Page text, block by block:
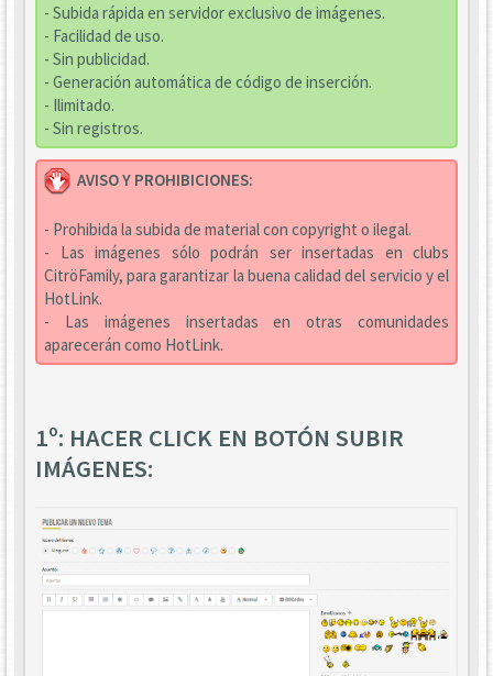
- Subida rápida en servidor exclusivo de imágenes.
- Facilidad de uso.
- Sin publicidad.
- Generación automática de código de inserción.
- Ilimitado.
- Sin registros.
AVISO Y PROHIBICIONES:
- Prohibida la subida de material con copyright o ilegal.
- Las imágenes sólo podrán ser insertadas en clubs
CitröFamily, para garantizar la buena calidad del servicio y el
HotLink.
- Las imágenes insertadas en otras comunidades
aparecerán como HotLink.
1º: HACER CLICK EN BOTÓN SUBIR
IMÁGENES: